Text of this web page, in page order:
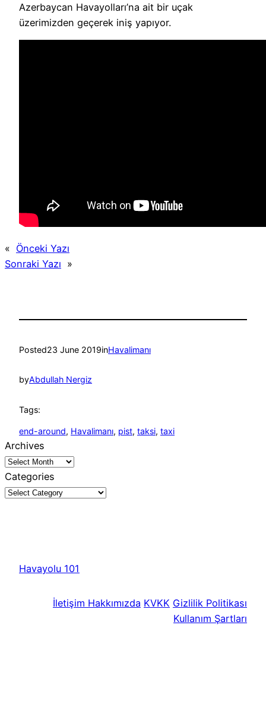
Azerbaycan Havayolları’na ait bir uçak
üzerimizden geçerek iniş yapıyor.
« Önceki Yazı
Sonraki Yazı »
Posted23 June 2019inHavalimanı
byAbdullah Nergiz
Tags:
end-around, Havalimanı, pist, taksi, taxi
Archives
Categories
Havayolu 101
İletişim Hakkımızda KVKK Gizlilik Politikası
Kullanım Şartları